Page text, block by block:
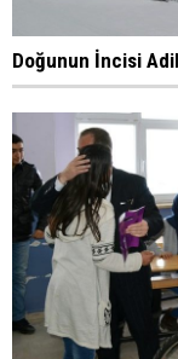
Doğunun İncisi